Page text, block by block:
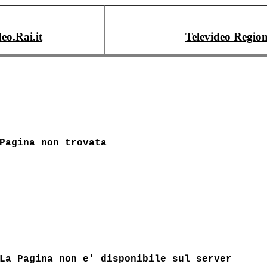
Televideo
Pagina non trovata
La Pagina non e' disponibile sul server